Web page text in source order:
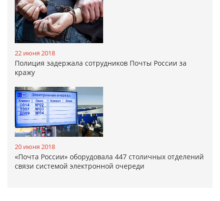
22 июня 2018
Полиция задержала сотрудников Почты России за
кражу
20 июня 2018
«Почта России» оборудовала 447 столичных отделений
связи системой электронной очереди